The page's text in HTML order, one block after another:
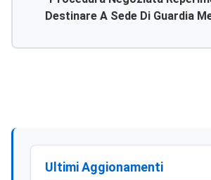
P.o. San Giovanni Di Dio Di
Destinare A Sede Di Guardia
Ultimi Aggionamenti